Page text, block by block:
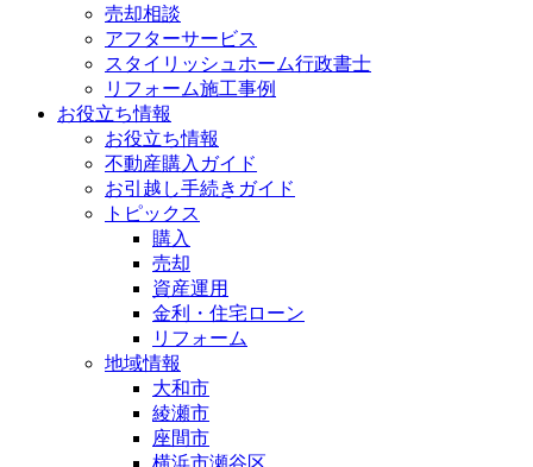
売却相談
アフターサービス
スタイリッシュホーム行政書士
リフォーム施工事例
お役立ち情報
お役立ち情報
不動産購入ガイド
お引越し手続きガイド
トピックス
購入
売却
資産運用
金利・住宅ローン
リフォーム
地域情報
大和市
綾瀬市
座間市
横浜市瀬谷区